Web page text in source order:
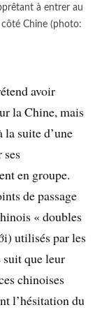
à entrer au
Chine (photo:
avoir
la Chine, mais
suite d’une
ses
en groupe.
de passage
« doubles
utilisés par les
suit que leur
chinoises
l’hésitation du